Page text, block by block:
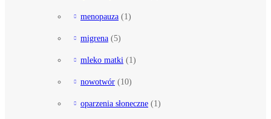
menopauza (1)
migrena (5)
mleko matki (1)
nowotwór (10)
oparzenia słoneczne (1)